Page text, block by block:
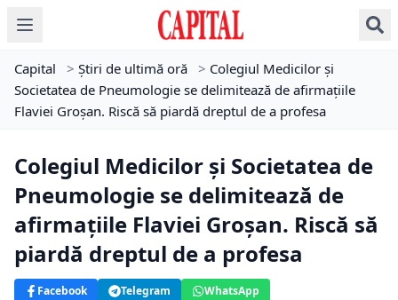
Capital > Știri de ultimă oră > Colegiul Medicilor și
Societatea de Pneumologie se delimitează de afirmațiile
Flaviei Groșan. Riscă să piardă dreptul de a profesa
Colegiul Medicilor și Societatea de
Pneumologie se delimitează de
afirmațiile Flaviei Groșan. Riscă să
piardă dreptul de a profesa
Facebook Telegram WhatsApp